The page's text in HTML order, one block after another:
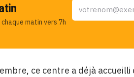
matin vers 7h
ce centre a déjà